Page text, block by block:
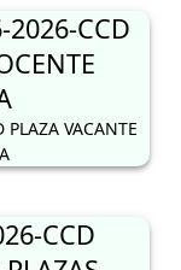
CCD
DE